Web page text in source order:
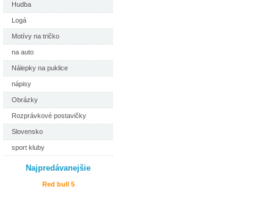
Hudba
Logá
Motívy na tričko
na auto
Nálepky na puklice
nápisy
Obrázky
Rozprávkové postavičky
Slovensko
sport kluby
Najpredávanejšie
Red bull 5